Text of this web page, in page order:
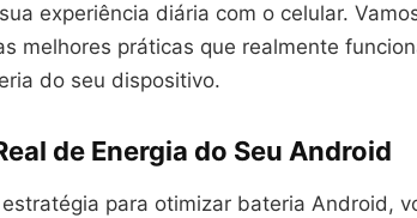
experiência diária com o celular.
melhores práticas que realmente
do seu dispositivo.
de Energia do Seu Android
para otimizar bateria Android,